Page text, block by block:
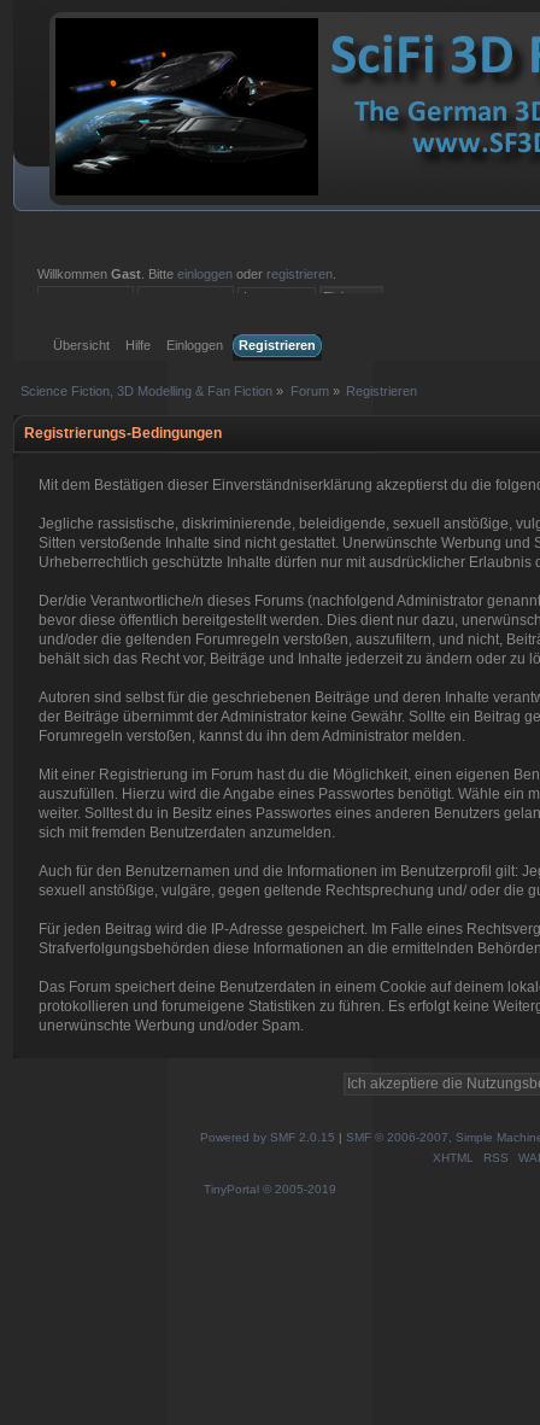
WillkommenGast . Bitteeinloggen oder registrieren
Übersicht
Hilfe Einloggen Registrieren
Science Fiction, 3D Modelling & Fan Fiction » Forum» Registrieren
Registrierungs-Bedingungen
Mit dem Bestätigen dieser Einverständniserklärung akzeptierst du die
Jegliche rassistische, diskriminierende, beleidigende, sexuell anstößige,
Sitten verstoßende Inhalte sind nicht gestattet. Unerwünschte Werbung
Urheberrechtlich geschützte Inhalte dürfen nur mit ausdrücklicher
Der/die Verantwortliche/n dieses Forums (nachfolgend Administrator
bevor diese öffentlich bereitgestellt werden. Dies dient nur dazu,
und/oder die geltenden Forumregeln verstoßen, auszufiltern, und nicht,
behält sich das Recht vor, Beiträge und Inhalte jederzeit zu ändern oder zu
Autoren sind selbst für die geschriebenen Beiträge und deren Inhalte
der Beiträge übernimmt der Administrator keine Gewähr. Sollte ein Beitrag
Forumregeln verstoßen, kannst du ihn dem Administrator melden.
Mit einer Registrierung im Forum hast du die Möglichkeit, einen eigenen
auszufüllen. Hierzu wird die Angabe eines Passwortes benötigt. Wähle ein
weiter. Solltest du in Besitz eines Passwortes eines anderen Benutzers
sich mit fremden Benutzerdaten anzumelden.
Auch für den Benutzernamen und die Informationen im Benutzerprofil gilt:
sexuell anstößige, vulgäre, gegen geltende Rechtsprechung und/ oder die
Für jeden Beitrag wird die IP-Adresse gespeichert. Im Falle eines
Strafverfolgungsbehörden diese Informationen an die ermittelnden
Das Forum speichert deine Benutzerdaten in einem Cookie auf deinem
protokollieren und forumeigene Statistiken zu führen. Es erfolgt keine
unerwünschte Werbung und/oder Spam.
Powered by SMF 2.0.15 | SMF © 2006-2007, Simple
XHTML
RSS
TinyPortal © 2005-2019